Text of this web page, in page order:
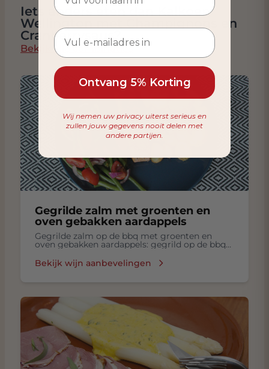
Iets anders eten dan Kalkoen
Wellington met Champignons en
Cranberrysaus?
Bekijk alle combinaties
Gegrilde zalm met groenten en
oven gebakken aardappels
Gegrilde zalm op de bbq met groenten en
oven gebakken aardappels: gegrild op de bbq
Bekijk wijn aanbevelingen
Ontvang 5% Korting
Wij nemen uw privacy uiterst serieus en
zullen jouw gegevens nooit delen met
andere partijen.